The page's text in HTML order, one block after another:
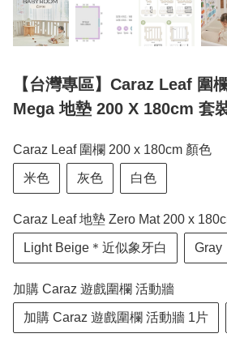
【台灣專區】Caraz Leaf 圍
Mega 地墊 200 X 180cm 套
Caraz Leaf 圍欄 200 x 180cm 顏色
米色 灰色 白色
Caraz Leaf 地墊 Zero Mat 200 x
Light Beige＊近似象牙白 Gray
加購 Caraz 遊戲圍欄 活動牆
加購 Caraz 遊戲圍欄 活動牆 1片